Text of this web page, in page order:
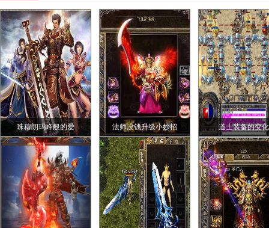
珠穆朗玛峰般的爱 法师没钱升级小妙招 道士装备的变化